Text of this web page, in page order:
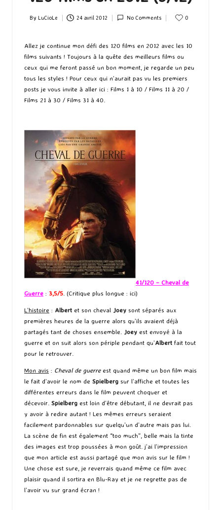
Posted
By LuCioLe 24 avril 2012 No Comments 0
Allez je continue mon défi des 120 films en 2012 avec les 10
films suivants ! Toujours à la quête des meilleurs films ou
ceux qui me feront passé un bon moment, je regarde un peu
tous les styles ! Pour ceux qui n’aurait pas vu les premiers
posts je vous invite à aller ici : Films 1 à 10 / Films 11 à 20 /
Films 21 à 30 / Films 31 à 40.
41/120 – Cheval de
Guerre : 3,5/5. (Critique plus longue : ici)
L’histoire : Albert et son cheval Joey sont séparés aux
premières heures de la guerre alors qu’ils avaient déjà
partagés tant de choses ensemble. Joey est envoyé à la
guerre et on suit alors son périple pendant qu’Albert fait tout
pour le retrouver.
Mon avis : Cheval de guerreest quand même un bon film mais
le fait d’avoir le nom de Spielberg sur l’affiche et toutes les
différentes erreurs dans le film peuvent choquer et
décevoir. Spielberg est loin d’être débutant, il ne devrait pas
y avoir à redire autant ! Les mêmes erreurs seraient
facilement pardonnables sur quelqu’un d’autre mais pas lui.
La scène de fin est également “too much”, belle mais la tinte
des images est trop poussées à mon goût. j’ai l’impression
que mon article est aussi partagé que mon avis sur le film !
Une chose est sure, je reverrais quand même ce film avec
plaisir quand il sortira en Blu-Ray et je ne regrette pas de
l’avoir vu sur grand écran !